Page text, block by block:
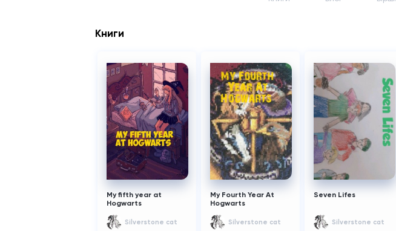
Книги
My fifth year at
Hogwarts
Silverstone cat
My Fourth Year At
Hogwarts
Silverstone cat
Seven Lifes
Silverstone cat